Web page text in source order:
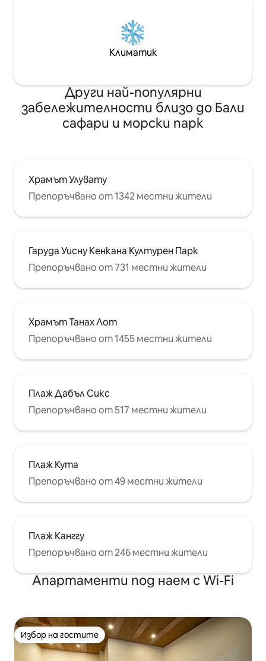
Климатик
Други най-популярни
забележителности близо до Бали
сафари и морски парк
Храмът Улувату
Препоръчвано от 1342 местни жители
Гаруда Уисну Кенкана Културен Парк
Препоръчвано от 731 местни жители
Храмът Танах Лот
Препоръчвано от 1455 местни жители
Плаж Дабъл Сикс
Препоръчвано от 517 местни жители
Плаж Кута
Препоръчвано от 49 местни жители
Плаж Канггу
Препоръчвано от 246 местни жители
Апартаменти под наем с Wi-Fi
Избор на гостите
Избор на гостите